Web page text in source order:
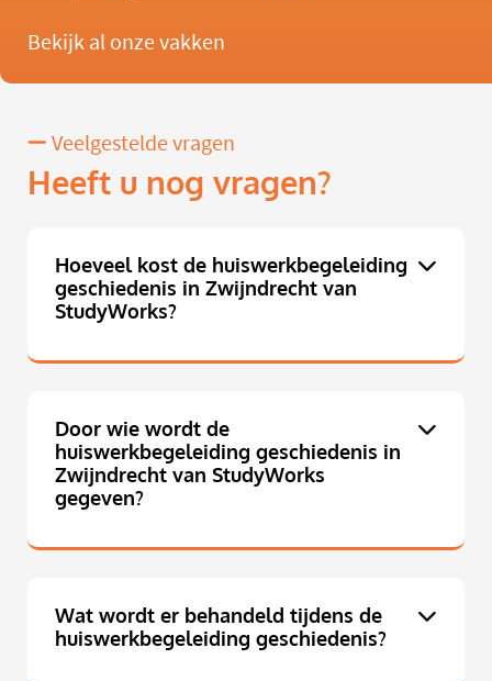
Bekijk al onze vakken
Veelgestelde vragen
Heeft u nog vragen?
Hoeveel kost de huiswerkbegeleiding
geschiedenis in Zwijndrecht van
StudyWorks?
Door wie wordt de
huiswerkbegeleiding geschiedenis in
Zwijndrecht van StudyWorks
gegeven?
Wat wordt er behandeld tijdens de
huiswerkbegeleiding geschiedenis?